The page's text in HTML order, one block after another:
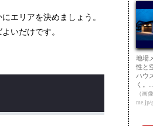
エリアを決めましょう。
いだけです。
地場
性と
ハウ
く。…
（画
me.jp/